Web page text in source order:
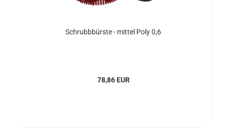
Schrubbbürste - mittel Poly 0,6
78,86 EUR